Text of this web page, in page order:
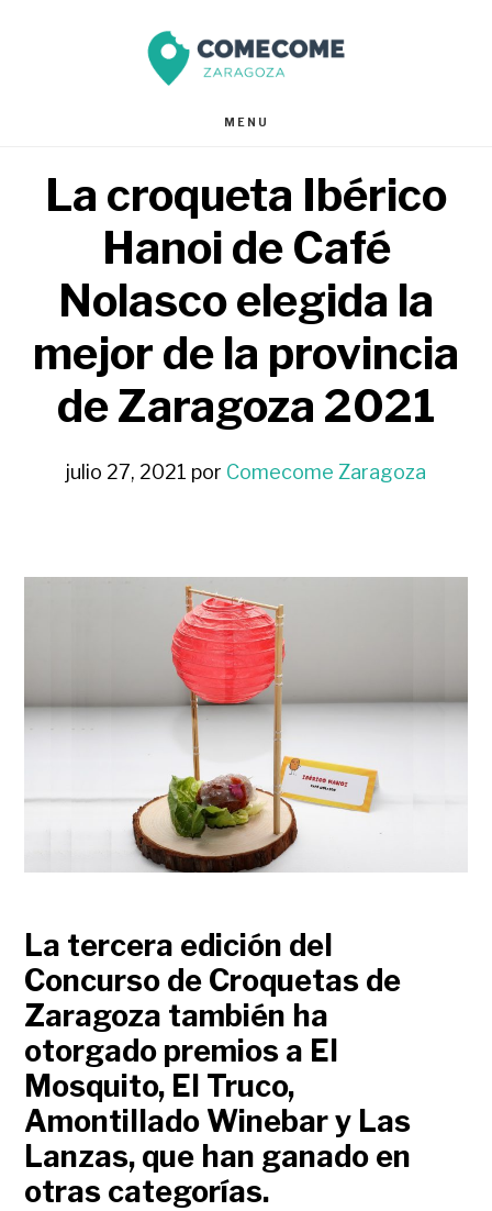
página
MENU
La croqueta Ibérico
Hanoi de Café
Nolasco elegida la
mejor de la provincia
de Zaragoza 2021
julio 27, 2021 por Comecome Zaragoza
La tercera edición del
Concurso de Croquetas de
Zaragoza también ha
otorgado premios a El
Mosquito, El Truco,
Amontillado Winebar y Las
Lanzas, que han ganado en
otras categorías.